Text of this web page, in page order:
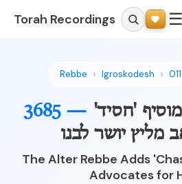
Torah Recordings ☰
Rebbe Igroskodesh 011
3685 — 'חסיד'
מליץ יושר לבנו
The Alter Rebbe Adds
Advocates for